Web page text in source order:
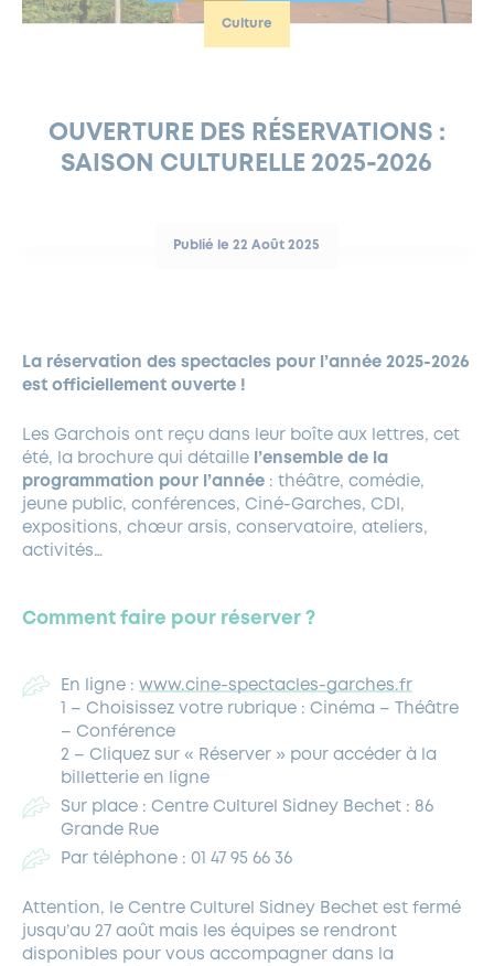
EAU POTABLE ET ASSAINISSEMENT
DÉCLARATION DE CATASTROPHE NATURELLE
LOCATION DE SALLES
INFORMATIONS PRATIQUES
SUBVENTIONS
PANNEAUX D’AFFICHAGE LIBRE
GRÖBENZELL
DÉVELOPPEMENT DURABLE
DEMANDE D’ABATTAGE
GESTION DU PATRIMOINE ARBORÉ
Culture
OUVERTURE DES RÉSERVATIONS :
SAISON CULTURELLE 2025-2026
Publié le 22 Août 2025
La réservation des spectacles pour l’année 2025-2026
est officiellement ouverte !
Les Garchois ont reçu dans leur boîte aux lettres, cet
été, la brochure qui détaille
l’ensemble de la
programmation pour l’année : théâtre, comédie,
jeune public, conférences, Ciné-Garches, CDI,
expositions, chœur arsis, conservatoire, ateliers,
activités…
Comment faire pour réserver ?
En ligne : www.cine-spectacles-garches.fr
1 – Choisissez votre rubrique : Cinéma – Théâtre
– Conférence
2 – Cliquez sur « Réserver » pour accéder à la
billetterie en ligne
Sur place : Centre Culturel Sidney Bechet : 86
Grande Rue
Par téléphone : 01 47 95 66 36
Attention, le Centre Culturel Sidney Bechet est fermé
jusqu’au 27 août mais les équipes se rendront
disponibles pour vous accompagner dans la